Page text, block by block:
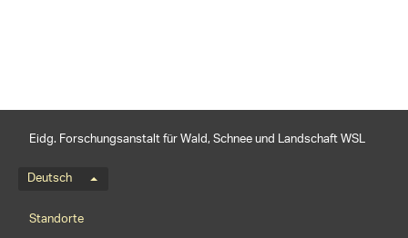
Eidg. Forschungsanstalt für Wald, Schnee und Landschaft WSL
Sprachmenü
Deutsch
Footernavigation
Standorte